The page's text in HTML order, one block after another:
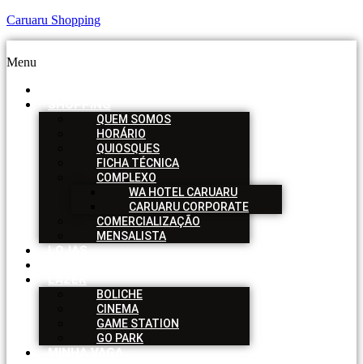
Caruaru Shopping
Menu
SHOPPING
QUEM SOMOS
HORÁRIO
QUIOSQUES
FICHA TÉCNICA
COMPLEXO
WA HOTEL CARUARU
CARUARU CORPORATE
COMERCIALIZAÇÃO
MENSALISTA
LOJAS
LAZER
BOLICHE
CINEMA
GAME STATION
GO PARK
MINHA VAGA